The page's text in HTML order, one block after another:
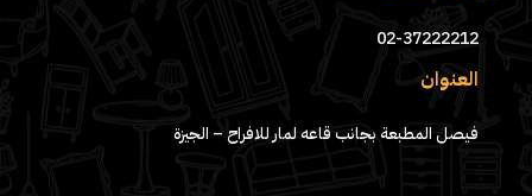
02-37222212
العنوان
فيصل المطبعة بجانب قاعه لمار للافراح – الجيزة